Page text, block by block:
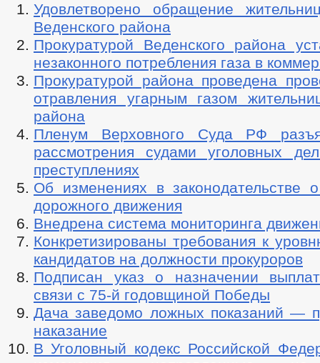
Удовлетворено обращение
Веденского района
Прокуратурой Веденского района
незаконного потребления газа в
Прокуратурой района проведена
отравления угарным газом
района
Пленум Верховного Суда РФ
рассмотрения судами уголовных
преступлениях
Об изменениях в законодательстве
дорожного движения
Внедрена система мониторинга
Конкретизированы требования к
кандидатов на должности прокуроров
Подписан указ о назначении
связи с 75-й годовщиной Победы
Дача заведомо ложных показаний —
наказание
В Уголовный кодекс Российской